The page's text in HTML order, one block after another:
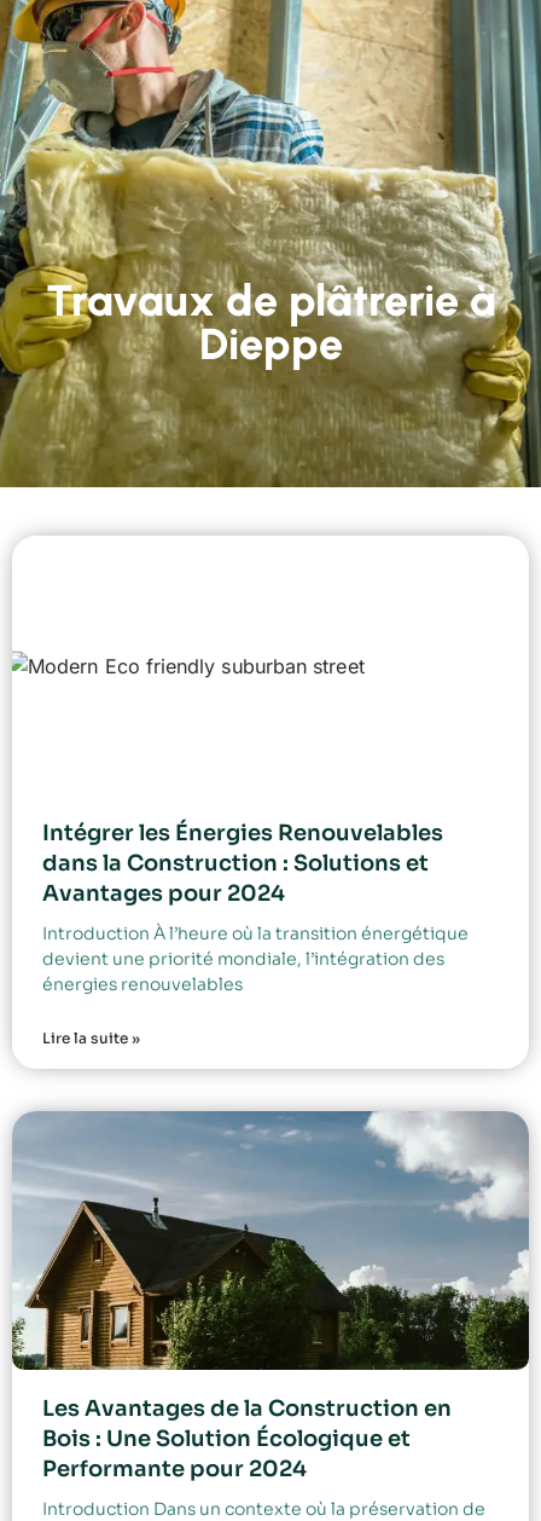
Travaux de plâtrerie à
Dieppe
Intégrer les Énergies Renouvelables
dans la Construction : Solutions et
Avantages pour 2024
Introduction À l’heure où la transition énergétique
devient une priorité mondiale, l’intégration des
énergies renouvelables
Lire la suite »
Les Avantages de la Construction en
Bois : Une Solution Écologique et
Performante pour 2024
Introduction Dans un contexte où la préservation de